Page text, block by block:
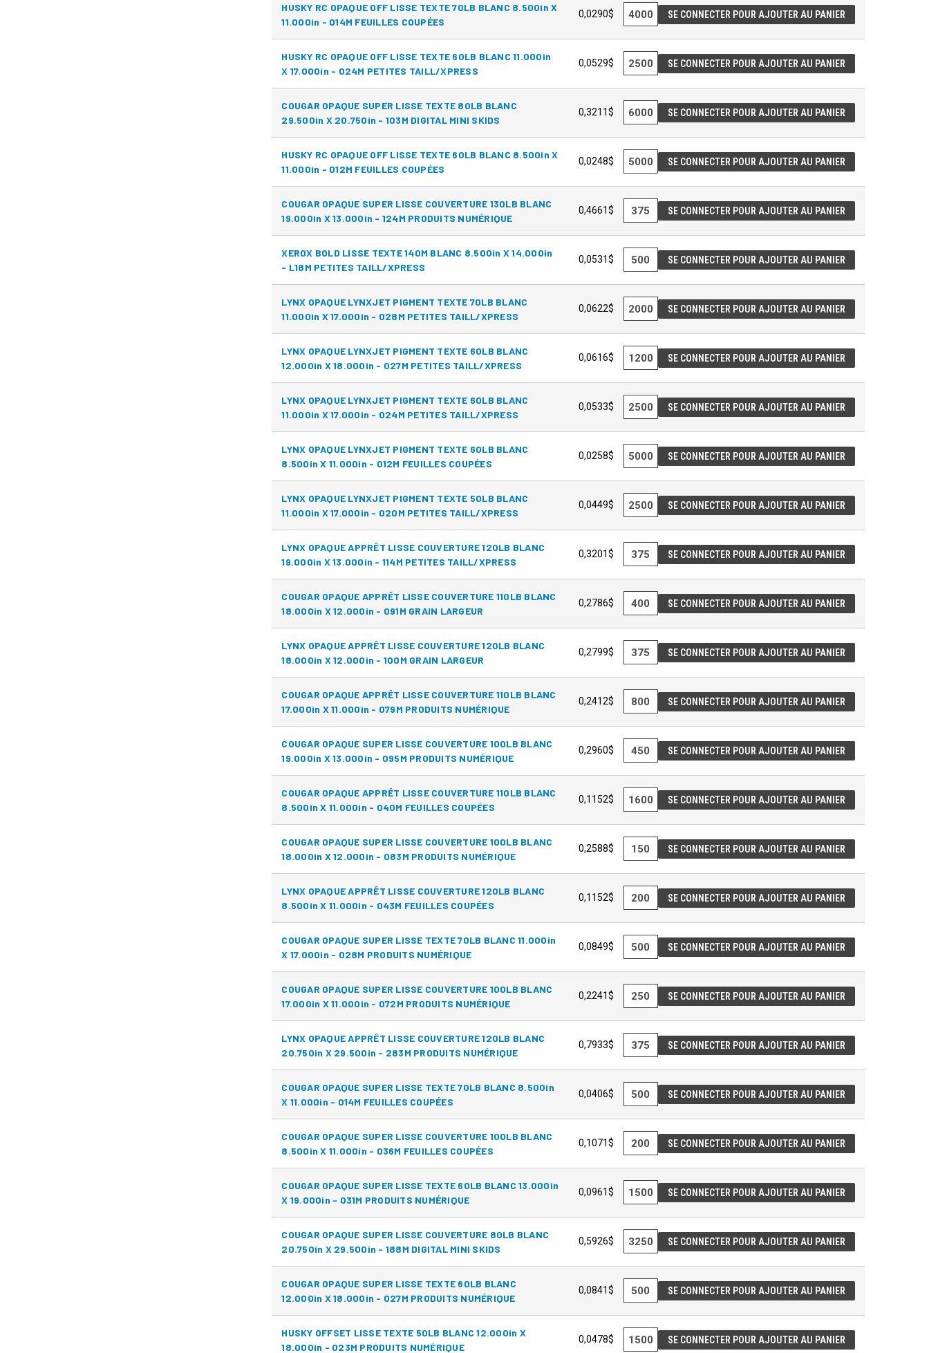
HUSKY RC OPAQUE OFF LISSE TEXTE 70LB BLANC 8.500in X
11.000in - 014M FEUILLES COUPÉES
0,0290$ SE CONNECTER POUR AJOUTER AU PANIER
HUSKY RC OPAQUE OFF LISSE TEXTE 60LB BLANC 11.000in
X 17.000in - 024M PETITES TAILL/XPRESS
0,0529$ SE CONNECTER POUR AJOUTER AU PANIER
COUGAR OPAQUE SUPER LISSE TEXTE 80LB BLANC
29.500in X 20.750in - 103M DIGITAL MINI SKIDS
0,3211$ SE CONNECTER POUR AJOUTER AU PANIER
HUSKY RC OPAQUE OFF LISSE TEXTE 60LB BLANC 8.500in X
11.000in - 012M FEUILLES COUPÉES
0,0248$ SE CONNECTER POUR AJOUTER AU PANIER
COUGAR OPAQUE SUPER LISSE COUVERTURE 130LB BLANC
19.000in X 13.000in - 124M PRODUITS NUMÉRIQUE
0,4661$ SE CONNECTER POUR AJOUTER AU PANIER
XEROX BOLD LISSE TEXTE 140M BLANC 8.500in X 14.000in
- L18M PETITES TAILL/XPRESS
0,0531$ SE CONNECTER POUR AJOUTER AU PANIER
LYNX OPAQUE LYNXJET PIGMENT TEXTE 70LB BLANC
11.000in X 17.000in - 028M PETITES TAILL/XPRESS
0,0622$ SE CONNECTER POUR AJOUTER AU PANIER
LYNX OPAQUE LYNXJET PIGMENT TEXTE 60LB BLANC
12.000in X 18.000in - 027M PETITES TAILL/XPRESS
0,0616$ SE CONNECTER POUR AJOUTER AU PANIER
LYNX OPAQUE LYNXJET PIGMENT TEXTE 60LB BLANC
11.000in X 17.000in - 024M PETITES TAILL/XPRESS
0,0533$ SE CONNECTER POUR AJOUTER AU PANIER
LYNX OPAQUE LYNXJET PIGMENT TEXTE 60LB BLANC
8.500in X 11.000in - 012M FEUILLES COUPÉES
0,0258$ SE CONNECTER POUR AJOUTER AU PANIER
LYNX OPAQUE LYNXJET PIGMENT TEXTE 50LB BLANC
11.000in X 17.000in - 020M PETITES TAILL/XPRESS
0,0449$ SE CONNECTER POUR AJOUTER AU PANIER
LYNX OPAQUE APPRÊT LISSE COUVERTURE 120LB BLANC
19.000in X 13.000in - 114M PETITES TAILL/XPRESS
0,3201$ SE CONNECTER POUR AJOUTER AU PANIER
COUGAR OPAQUE APPRÊT LISSE COUVERTURE 110LB BLANC
18.000in X 12.000in - 091M GRAIN LARGEUR
0,2786$ SE CONNECTER POUR AJOUTER AU PANIER
LYNX OPAQUE APPRÊT LISSE COUVERTURE 120LB BLANC
18.000in X 12.000in - 100M GRAIN LARGEUR
0,2799$ SE CONNECTER POUR AJOUTER AU PANIER
COUGAR OPAQUE APPRÊT LISSE COUVERTURE 110LB BLANC
17.000in X 11.000in - 079M PRODUITS NUMÉRIQUE
0,2412$ SE CONNECTER POUR AJOUTER AU PANIER
COUGAR OPAQUE SUPER LISSE COUVERTURE 100LB BLANC
19.000in X 13.000in - 095M PRODUITS NUMÉRIQUE
0,2960$ SE CONNECTER POUR AJOUTER AU PANIER
COUGAR OPAQUE APPRÊT LISSE COUVERTURE 110LB BLANC
8.500in X 11.000in - 040M FEUILLES COUPÉES
0,1152$ SE CONNECTER POUR AJOUTER AU PANIER
COUGAR OPAQUE SUPER LISSE COUVERTURE 100LB BLANC
18.000in X 12.000in - 083M PRODUITS NUMÉRIQUE
0,2588$ SE CONNECTER POUR AJOUTER AU PANIER
LYNX OPAQUE APPRÊT LISSE COUVERTURE 120LB BLANC
8.500in X 11.000in - 043M FEUILLES COUPÉES
0,1152$ SE CONNECTER POUR AJOUTER AU PANIER
COUGAR OPAQUE SUPER LISSE TEXTE 70LB BLANC 11.000in
X 17.000in - 028M PRODUITS NUMÉRIQUE
0,0849$ SE CONNECTER POUR AJOUTER AU PANIER
COUGAR OPAQUE SUPER LISSE COUVERTURE 100LB BLANC
17.000in X 11.000in - 072M PRODUITS NUMÉRIQUE
0,2241$ SE CONNECTER POUR AJOUTER AU PANIER
LYNX OPAQUE APPRÊT LISSE COUVERTURE 120LB BLANC
20.750in X 29.500in - 283M PRODUITS NUMÉRIQUE
0,7933$ SE CONNECTER POUR AJOUTER AU PANIER
COUGAR OPAQUE SUPER LISSE TEXTE 70LB BLANC 8.500in
X 11.000in - 014M FEUILLES COUPÉES
0,0406$ SE CONNECTER POUR AJOUTER AU PANIER
COUGAR OPAQUE SUPER LISSE COUVERTURE 100LB BLANC
8.500in X 11.000in - 036M FEUILLES COUPÉES
0,1071$ SE CONNECTER POUR AJOUTER AU PANIER
COUGAR OPAQUE SUPER LISSE TEXTE 60LB BLANC 13.000in
X 19.000in - 031M PRODUITS NUMÉRIQUE
0,0961$ SE CONNECTER POUR AJOUTER AU PANIER
COUGAR OPAQUE SUPER LISSE COUVERTURE 80LB BLANC
20.750in X 29.500in - 188M DIGITAL MINI SKIDS
0,5926$ SE CONNECTER POUR AJOUTER AU PANIER
COUGAR OPAQUE SUPER LISSE TEXTE 60LB BLANC
12.000in X 18.000in - 027M PRODUITS NUMÉRIQUE
0,0841$ SE CONNECTER POUR AJOUTER AU PANIER
HUSKY OFFSET LISSE TEXTE 50LB BLANC 12.000in X
18.000in - 023M PRODUITS NUMÉRIQUE
0,0478$ SE CONNECTER POUR AJOUTER AU PANIER